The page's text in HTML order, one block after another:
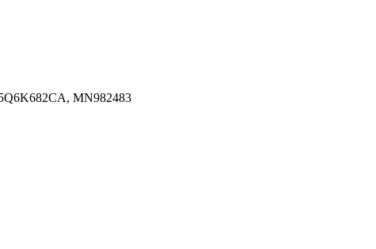
MN982483